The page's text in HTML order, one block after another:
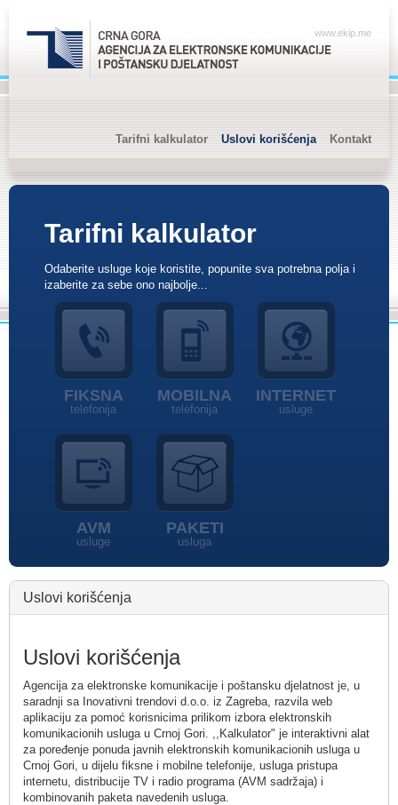
www.ekip.me
Tarifni kalkulator Uslovi korišćenja Kontakt
Tarifni kalkulator
Odaberite usluge koje koristite, popunite sva potrebna polja i
izaberite za sebe ono najbolje...
FIKSNA
telefonija
MOBILNA
telefonija
INTERNET
usluge
AVM
usluge
PAKETI
usluga
Uslovi korišćenja
Uslovi korišćenja
Agencija za elektronske komunikacije i poštansku djelatnost je, u
saradnji sa Inovativni trendovi d.o.o. iz Zagreba, razvila web
aplikaciju za pomoć korisnicima prilikom izbora elektronskih
komunikacionih usluga u Crnoj Gori. ,,Kalkulator" je interaktivni alat
za poređenje ponuda javnih elektronskih komunikacionih usluga u
Crnoj Gori, u dijelu fiksne i mobilne telefonije, usluga pristupa
internetu, distribucije TV i radio programa (AVM sadržaja) i
kombinovanih paketa navedenih usluga.